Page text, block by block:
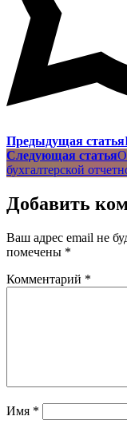
Предыдущая статья
Следующая статья
бухгалтерской
Добавить
Ваш адрес email не
помечены *
Комментарий *
Имя *